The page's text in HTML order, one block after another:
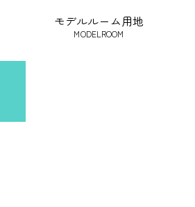
モデルルーム用地
MODELROOM